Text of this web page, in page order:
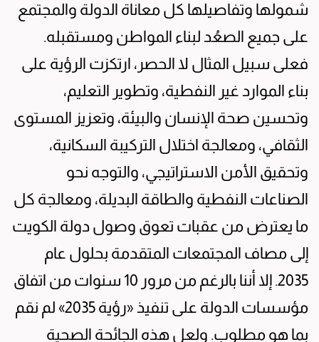
شمولها وتفاصيلها كل معاناة الدولة والمجتمع
على جميع الصعُد لبناء المواطن ومستقبله.
فعلى سبيل المثال لا الحصر، ارتكزت الرؤية على
بناء الموارد غير النفطية، وتطوير التعليم،
وتحسين صحة الإنسان والبيئة، وتعزيز المستوى
الثقافي، ومعالجة اختلال التركيبة السكانية،
وتحقيق الأمن الاستراتيجي، والتوجه نحو
الصناعات النفطية والطاقة البديلة، ومعالجة كل
ما يعترض من عقبات تعوق وصول دولة الكويت
إلى مصاف المجتمعات المتقدمة بحلول عام
2035. إلا أننا بالرغم من مرور 10 سنوات من اتفاق
مؤسسات الدولة على تنفيذ «رؤية 2035» لم نقم
بما هو مطلوب. ولعل هذه الجائحة الصحية